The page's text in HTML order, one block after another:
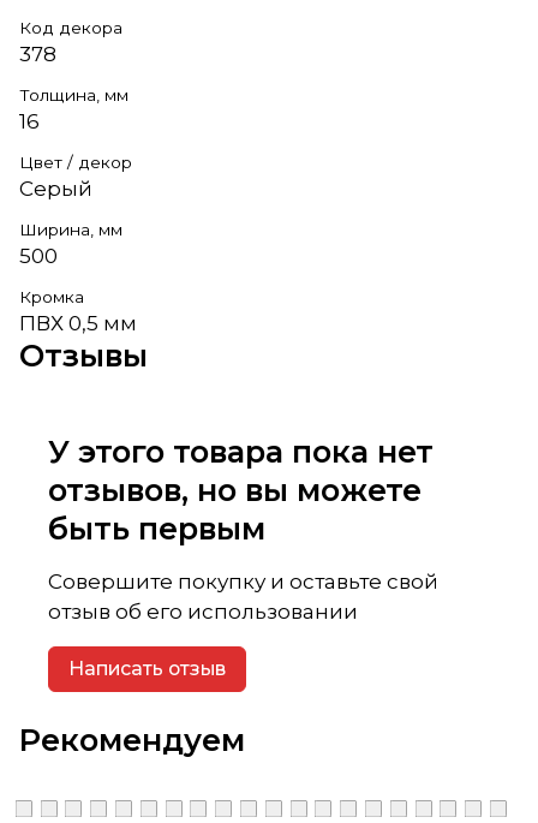
Код декора
378
Толщина, мм
16
Цвет / декор
Серый
Ширина, мм
500
Кромка
ПВХ 0,5 мм
Отзывы
У этого товара пока нет
отзывов, но вы можете
быть первым
Совершите покупку и оставьте свой
отзыв об его использовании
Написать отзыв
Рекомендуем